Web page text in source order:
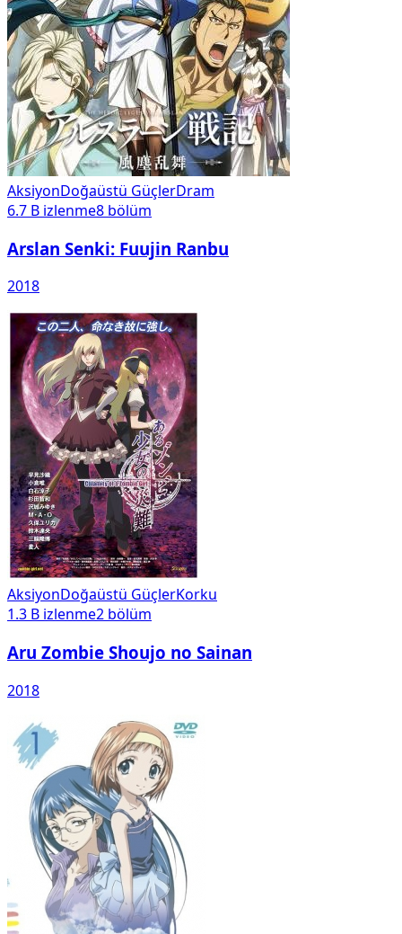
AksiyonDoğaüstü GüçlerDram
6.7 B izlenme8 bölüm
Arslan Senki: Fuujin Ranbu
2018
AksiyonDoğaüstü GüçlerKorku
1.3 B izlenme2 bölüm
Aru Zombie Shoujo no Sainan
2018